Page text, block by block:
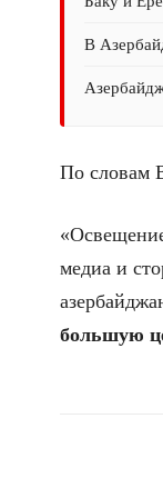
В
По словам
медиа и
большую